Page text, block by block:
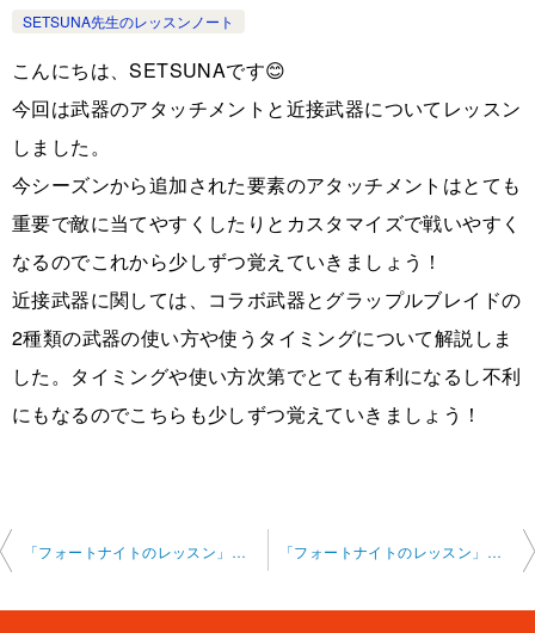
SETSUNA先生のレッスンノート
こんにちは、SETSUNAです😊
今回は武器のアタッチメントと近接武器についてレッスン
しました。
今シーズンから追加された要素のアタッチメントはとても
重要で敵に当てやすくしたりとカスタマイズで戦いやすく
なるのでこれから少しずつ覚えていきましょう！
近接武器に関しては、コラボ武器とグラップルブレイドの
2種類の武器の使い方や使うタイミングについて解説しま
した。タイミングや使い方次第でとても有利になるし不利
にもなるのでこちらも少しずつ覚えていきましょう！
投
「フォートナイトのレッスン」オンライン 2024-2-18-no0002-0010 「フォートナイトのレッスン」オンライン 2024 2-21-no0002